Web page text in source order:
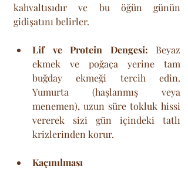
kahvaltısıdır ve bu öğün günün
gidişatını belirler.
Lif ve Protein Dengesi: Beyaz
ekmek ve poğaça yerine tam
buğday ekmeği tercih edin.
Yumurta (haşlanmış veya
menemen), uzun süre tokluk hissi
vererek sizi gün içindeki tatlı
krizlerinden korur.
Kaçınılması